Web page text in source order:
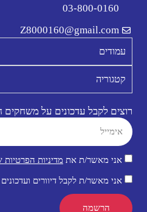
03-800-0160
Z8000160@gmail.com
עמודים
קטגוריה
רוצים לקבל עדכונים על
אני מאשר/ת את מדיניות
אני מאשר/ת לקבל דיוורים ועדכונים
הרשמה